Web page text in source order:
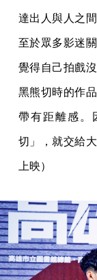
達出人與人之
至於眾多影迷
覺得自己拍戲
黑熊切時的作
帶有距離感。
切」，就交給
上映）